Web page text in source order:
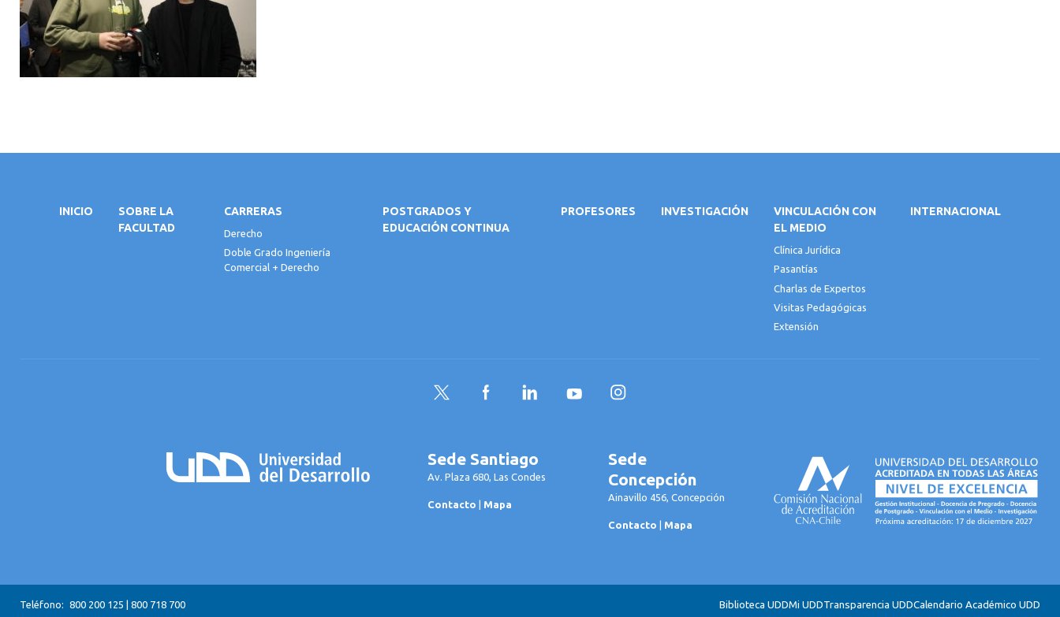
INICIO
SOBRE LA
FACULTAD
CARRERAS
Derecho
Doble Grado Ingeniería
Comercial + Derecho
POSTGRADOS Y
EDUCACIÓN CONTINUA
PROFESORES INVESTIGACIÓN
VINCULACIÓN CON
EL MEDIO
Clínica Jurídica
Pasantías
Charlas de Expertos
Visitas Pedagógicas
Extensión
INTERNACIONAL
Twitter FacebookLinkedInYouTubeInstagram
Sede Santiago
Av. Plaza 680, Las Condes
Contacto | Mapa
Sede
Concepción
Ainavillo 456, Concepción
Contacto | Mapa
Teléfono: 800 200 125 | 800 718 700 Biblioteca UDDMi UDDTransparencia UDDCalendario Académico UDD